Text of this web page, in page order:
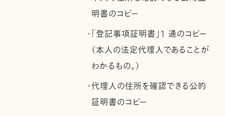
明書のコピー
・「登記事項証明書」1 通のコピー
（本人の法定代理人であることが
わかるもの。）
・代理人の住所を確認できる公的
証明書のコピー